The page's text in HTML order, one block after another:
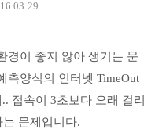
03:29
경이 좋지 않아 생기는 문
측양식의 인터넷 TimeOut
접속이 3초보다 오래 걸리
는 문제입니다.